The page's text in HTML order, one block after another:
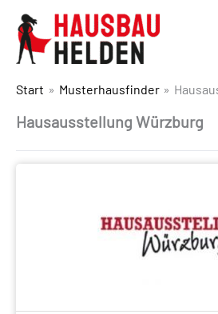
Start Musterhausfinder
Hausausstellung Würzburg